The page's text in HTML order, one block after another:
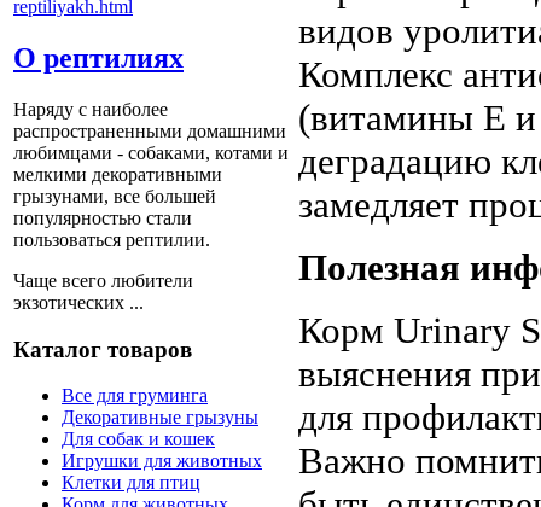
О рептилиях
Наряду с наиболее
распространенными домашними
любимцами - собаками, котами и
мелкими декоративными
грызунами, все большей
популярностью стали
пользоваться рептилии.
Чаще всего любители
экзотических ...
Каталог товаров
Все для груминга
Декоративные грызуны
Для собак и кошек
Игрушки для животных
Клетки для птиц
видов
Комплекс
(витамины Е
деградацию
замедляет
Полезная
Корм Urinary
выяснения
для
Важно